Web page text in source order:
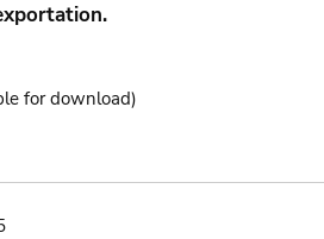
for download)